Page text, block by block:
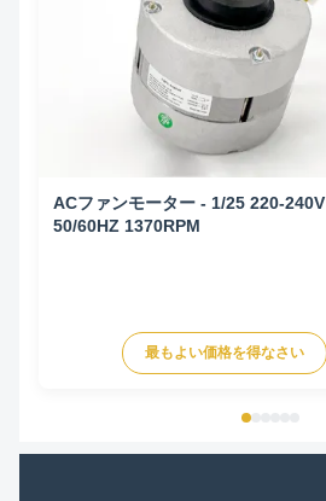
ACファンモーター - 1/25 220-240V
50/60HZ 1370RPM
最もよい価格を得なさい